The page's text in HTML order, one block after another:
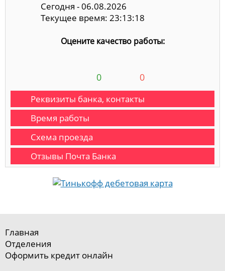
Сегодня - 06.08.2026
Текущее время: 23:13:18
Оцените качество работы:
0 0
Реквизиты банка, контакты
Время работы
Схема проезда
Отзывы Почта Банка
Главная
Отделения
Оформить кредит онлайн